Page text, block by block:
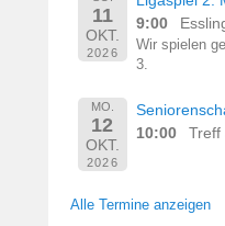
11
OKT.
2026
9:00
Wir spielen
3.
MO.
12
OKT.
2026
10:00
Treff
Alle Termine anzeigen